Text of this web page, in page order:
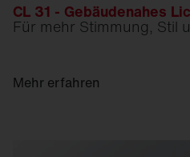
CL 31 - Gebäudenahes
Für mehr Stimmung, Stil
Mehr erfahren